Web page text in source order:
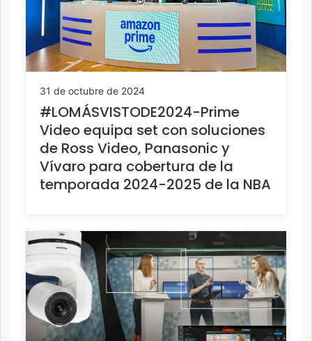
31 de octubre de 2024
#LOMÁSVISTODE2024-Prime
Video equipa set con soluciones
de Ross Video, Panasonic y
Vívaro para cobertura de la
temporada 2024-2025 de la NBA